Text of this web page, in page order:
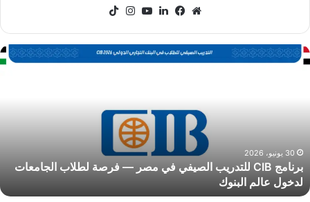
موقعفيسبوكلينكدإن‫YouTube
انستقرام
برنامج
CIB
فرصة
لطلاب
الجامعات
لدخول
30 يونيو، 2026
برنامج CIB للتدريب الصيفي في مصر — فرصة لطلاب الجامعات
لدخول عالم البنوك